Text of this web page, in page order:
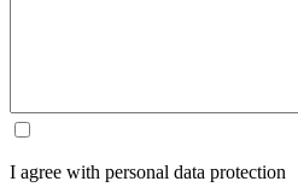
I agree with personal data protection